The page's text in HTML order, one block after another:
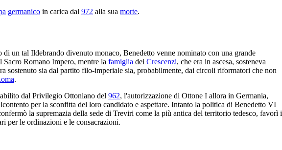
germanico in carica dal 972 alla sua morte.
un tal Ildebrando divenuto monaco, Benedetto venne nominato con una grande
Sacro Romano Impero, mentre la famiglia dei Crescenzi, che era in ascesa, sosteneva
sostenuto sia dal partito filo-imperiale sia, probabilmente, dai circoli riformatori che non
.
dal Privilegio Ottoniano del 962, l'autorizzazione di Ottone I allora in Germania,
per la sconfitta del loro candidato e aspettare. Intanto la politica di Benedetto VI
la supremazia della sede di Treviri come la più antica del territorio tedesco, favorì i
per le ordinazioni e le consacrazioni.